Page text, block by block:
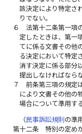
該決定により特定さ
りでない。
６
法第十二条第一項
定したときは、第一
てに係る文書その他
る決定において特定
消す決定に係る部分
提出しなければなら
７
前条第三項の規定
により文書その他の
場合について準用する
（民事訴訟規則の準
第十二条
特別の定め